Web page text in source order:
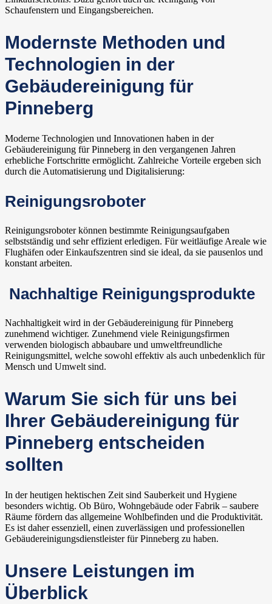
Schaufenstern und Eingangsbereichen.
Modernste Methoden und
Technologien in der
Gebäudereinigung für
Pinneberg
Moderne Technologien und Innovationen haben in der
Gebäudereinigung für Pinneberg in den vergangenen Jahren
erhebliche Fortschritte ermöglicht. Zahlreiche Vorteile ergeben sich
durch die Automatisierung und Digitalisierung:
Reinigungsroboter
Reinigungsroboter können bestimmte Reinigungsaufgaben
selbstständig und sehr effizient erledigen. Für weitläufige Areale wie
Flughäfen oder Einkaufszentren sind sie ideal, da sie pausenlos und
konstant arbeiten.
Nachhaltige Reinigungsprodukte
Nachhaltigkeit wird in der Gebäudereinigung für Pinneberg
zunehmend wichtiger. Zunehmend viele Reinigungsfirmen
verwenden biologisch abbaubare und umweltfreundliche
Reinigungsmittel, welche sowohl effektiv als auch unbedenklich für
Mensch und Umwelt sind.
Warum Sie sich für uns bei
Ihrer Gebäudereinigung für
Pinneberg entscheiden
sollten
In der heutigen hektischen Zeit sind Sauberkeit und Hygiene
besonders wichtig. Ob Büro, Wohngebäude oder Fabrik – saubere
Räume fördern das allgemeine Wohlbefinden und die Produktivität.
Es ist daher essenziell, einen zuverlässigen und professionellen
Gebäudereinigungsdienstleister für Pinneberg zu haben.
Unsere Leistungen im
Überblick